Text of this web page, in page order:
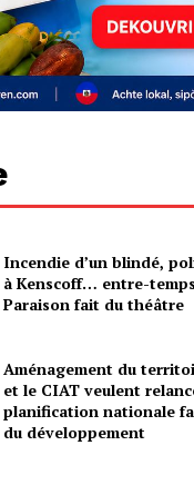
Incendie d’un blindé,
à Kenscoff… entre-
Paraison fait du théâtre
Aménagement du
et le CIAT veulent
planification nationale
du développement